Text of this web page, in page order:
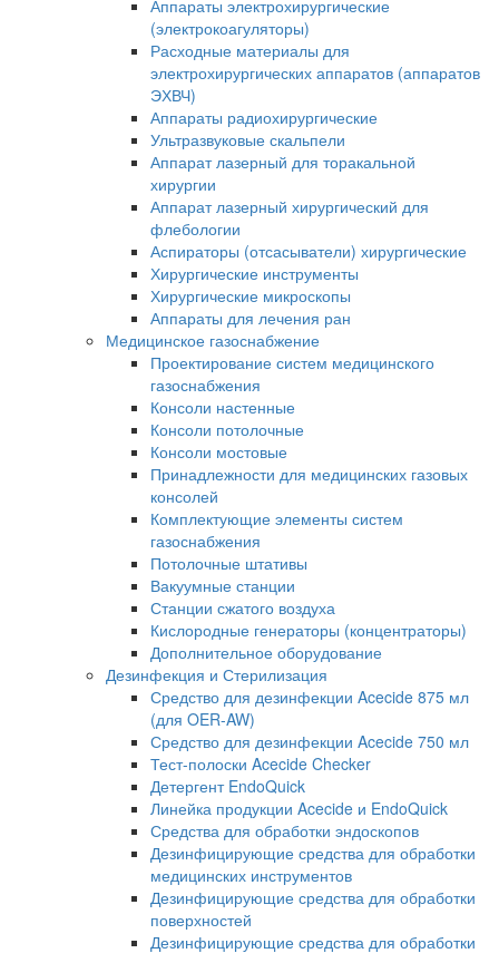
Аппараты электрохирургические
(электрокоагуляторы)
Расходные материалы для
электрохирургических аппаратов (аппаратов
ЭХВЧ)
Аппараты радиохирургические
Ультразвуковые скальпели
Аппарат лазерный для торакальной
хирургии
Аппарат лазерный хирургический для
флебологии
Аспираторы (отсасыватели) хирургические
Хирургические инструменты
Хирургические микроскопы
Аппараты для лечения ран
Медицинское газоснабжение
Проектирование систем медицинского
газоснабжения
Консоли настенные
Консоли потолочные
Консоли мостовые
Принадлежности для медицинских газовых
консолей
Комплектующие элементы систем
газоснабжения
Потолочные штативы
Вакуумные станции
Станции сжатого воздуха
Кислородные генераторы (концентраторы)
Дополнительное оборудование
Дезинфекция и Стерилизация
Средство для дезинфекции Acecide 875 мл
(для OER-AW)
Средство для дезинфекции Acecide 750 мл
Тест-полоски Acecide Checker
Детергент EndoQuick
Линейка продукции Acecide и EndoQuick
Средства для обработки эндоскопов
Дезинфицирующие средства для обработки
медицинских инструментов
Дезинфицирующие средства для обработки
поверхностей
Дезинфицирующие средства для обработки